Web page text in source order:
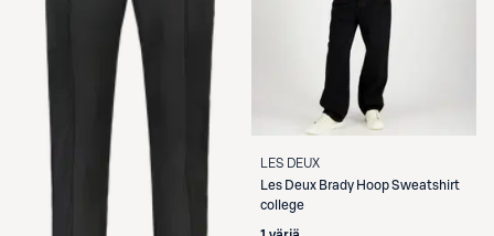
LES DEUX
Les Deux Brady Hoop Sweatshirt
college